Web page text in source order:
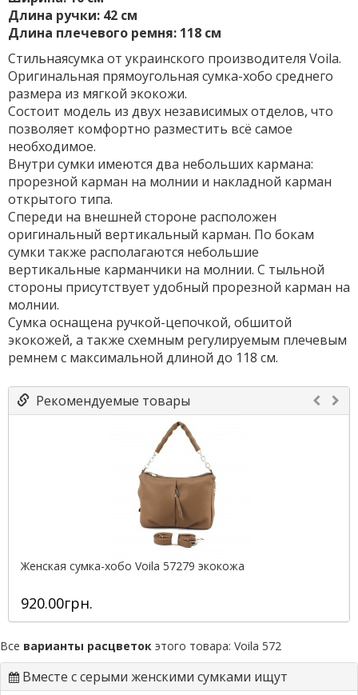
Длина ручки: 42 см
Длина плечевого ремня: 118 см
Стильнаясумка от украинского производителя Voila.
Оригинальная прямоугольная сумка-хобо среднего
размера из мягкой экокожи.
Состоит модель из двух независимых отделов, что
позволяет комфортно разместить всё самое
необходимое.
Внутри сумки имеются два небольших кармана:
прорезной карман на молнии и накладной карман
открытого типа.
Спереди на внешней стороне расположен
оригинальный вертикальный карман. По бокам
сумки также располагаются небольшие
вертикальные карманчики на молнии. С тыльной
стороны присутствует удобный прорезной карман на
молнии.
Сумка оснащена ручкой-цепочкой, обшитой
экокожей, а также схемным регулируемым плечевым
ремнем с максимальной длиной до 118 см.
Рекомендуемые товары
Женская сумка-хобо Voila 57279 экокожа
920.00грн.
Все варианты расцветок этого товара: Voila 572
Вместе с серыми женскими сумками ищут